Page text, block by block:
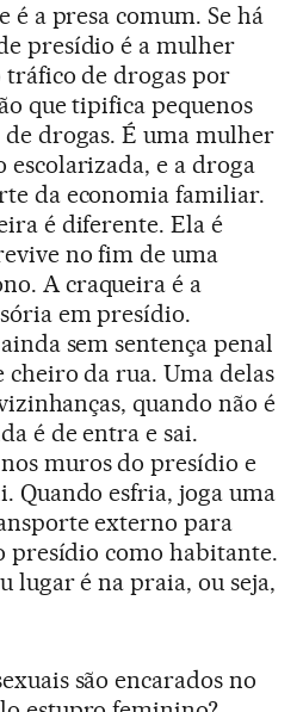
é a presa comum. Se há
presídio é a mulher
tráfico de drogas por
que tipifica pequenos
drogas. É uma mulher
escolarizada, e a droga
da economia familiar.
é diferente. Ela é
no fim de uma
A craqueira é a
em presídio.
sem sentença penal
cheiro da rua. Uma delas
quando não é
é de entra e sai.
muros do presídio e
Quando esfria, joga uma
externo para
presídio como habitante.
lugar é na praia, ou seja,
são encarados no